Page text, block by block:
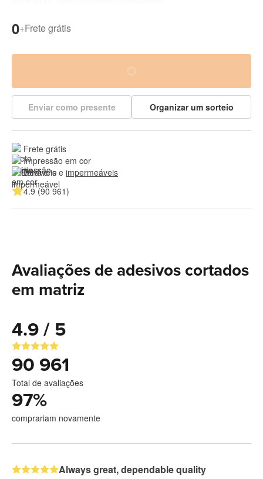
0+Frete grátis
Enviar como presente Organizar um sorteio
Frete grátis
Impressão em cor
Duráveis e impermeáveis
4.9 (90 961)
Avaliações de adesivos cortados
em matriz
4.9 / 5
90 961
Total de avaliações
97%
comprariam novamente
Always great, dependable quality